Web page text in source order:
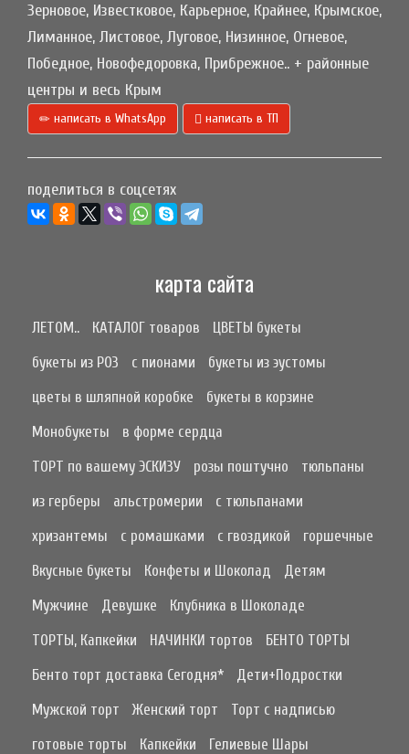
Зерновое, Известковое, Карьерное, Крайнее, Крымское,
Лиманное, Листовое, Луговое, Низинное, Огневое,
Победное, Новофедоровка, Прибрежное.. + районные
центры и весь Крым
написать в WhatsApp написать в ТП
поделиться в соцсетях
карта сайта
ЛЕТОМ.. КАТАЛОГ товаров
ЦВЕТЫ букеты
букеты из РОЗ
с пионами
букеты из эустомы
цветы в шляпной коробке
букеты в корзине
Монобукеты
в форме сердца
ТОРТ по вашему ЭСКИЗУ
розы поштучно
тюльпаны
из герберы
альстромерии
с тюльпанами
хризантемы
с ромашками с гвоздикой
горшечные
Вкусные букеты
Конфеты и Шоколад
Детям
Мужчине
Девушке
Клубника в Шоколаде
ТОРТЫ, Капкейки
НАЧИНКИ тортов
БЕНТО ТОРТЫ
Бенто торт доставка Сегодня*
Дети+Подростки
Мужской торт
Женский торт
Торт с надписью
готовые торты
Капкейки
Гелиевые Шары